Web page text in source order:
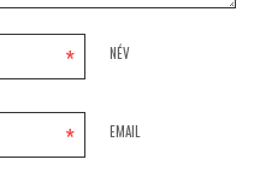
NÉV
*
EMAIL
*